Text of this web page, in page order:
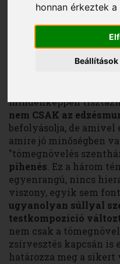
honnan érkeztek
Megfelelő mennyiségű
minden atlétának
minden embernél más
mindenképpen
nem CSAK az
befolyásolja, de amivel
amire jó minőségben
"tömegnövelés
pihenés . Ez a három
egyenrangú, nincs
viszony, egyik sem
ugyanolyan súllyal
testkompozíció
nem csak a
zsírvesztés kapcsán is
határozza meg a sikert